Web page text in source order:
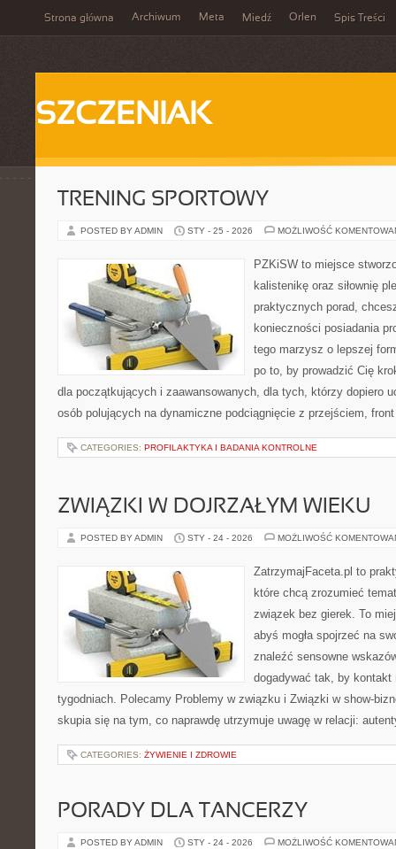
Strona główna Archiwum Meta Miedź Orlen Spis Treści
SZCZENIAK
TRENING SPORTOWY
POSTED BY ADMIN STY - 25 - 2026 MOŻLIWOŚĆ
PZKiSW to miejsce
kalistenikę oraz siłownię
praktycznych porad,
konieczności posiadania
tego marzysz o lepszej
po to, by prowadzić Cię
dla początkujących i zaawansowanych, dla tych, którzy dopiero
osób polujących na dynamiczne podciągnięcie z przejściem,
CATEGORIES: PROFILAKTYKA I BADANIA KONTROLNE
ZWIĄZKI W DOJRZAŁYM WIEKU
POSTED BY ADMIN STY - 24 - 2026 MOŻLIWOŚĆ
ZatrzymajFaceta.pl to
które chcą zrozumieć
związek bez gierek. To
abyś mogła spojrzeć na
znaleźć sensowne
dogadywać tak, by kontakt
tygodniach. Polecamy Problemy w związku i Związki w show-
skupia się na tym, co naprawdę utrzymuje uwagę w relacji:
CATEGORIES: ŻYWIENIE I ZDROWIE
PORADY DLA TANCERZY
POSTED BY ADMIN STY - 24 - 2026 MOŻLIWOŚĆ